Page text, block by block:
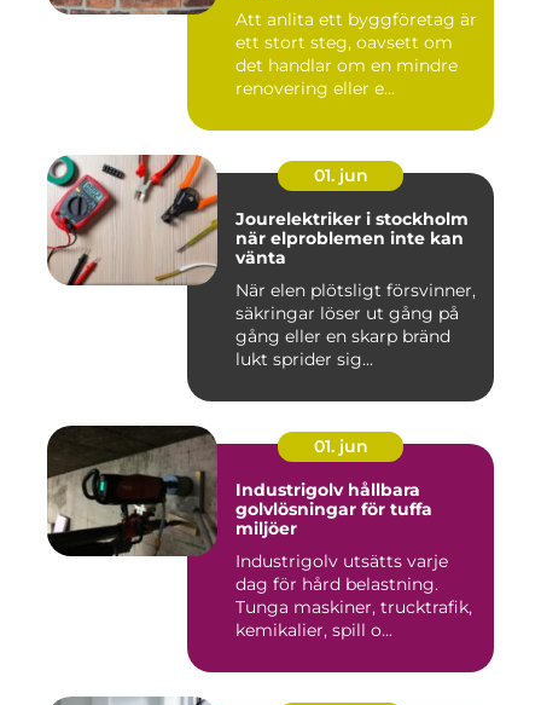
Att anlita ett byggföretag är
ett stort steg, oavsett om
det handlar om en mindre
renovering eller e...
01. jun
Jourelektriker i stockholm
när elproblemen inte kan
vänta
När elen plötsligt försvinner,
säkringar löser ut gång på
gång eller en skarp bränd
lukt sprider sig...
01. jun
Industrigolv hållbara
golvlösningar för tuffa
miljöer
Industrigolv utsätts varje
dag för hård belastning.
Tunga maskiner, trucktrafik,
kemikalier, spill o...